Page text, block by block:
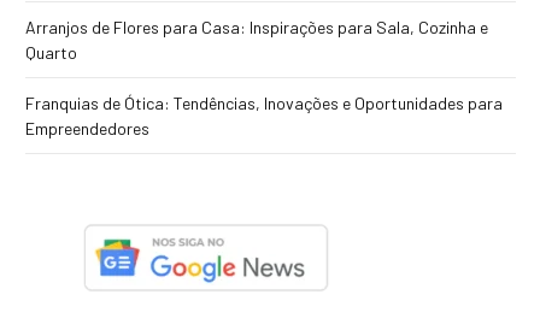
Arranjos de Flores para Casa: Inspirações para Sala, Cozinha e
Quarto
Franquias de Ótica: Tendências, Inovações e Oportunidades para
Empreendedores